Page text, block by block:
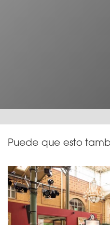
Puede que esto